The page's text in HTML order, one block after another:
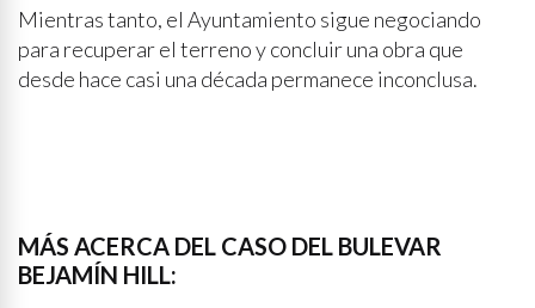
Mientras tanto, el Ayuntamiento sigue negociando
para recuperar el terreno y concluir una obra que
desde hace casi una década permanece inconclusa.
MÁS ACERCA DEL CASO DEL BULEVAR
BEJAMÍN HILL: